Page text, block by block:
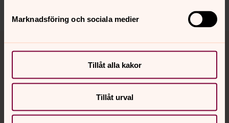
Marknadsföring och sociala medier
Tillåt alla kakor
Tillåt urval
Kontakt